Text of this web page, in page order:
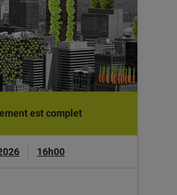
est complet
16h00